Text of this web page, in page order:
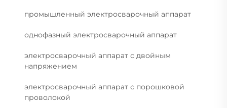
промышленный электросварочный аппарат
однофазный электросварочный аппарат
электросварочный аппарат с двойным
напряжением
электросварочный аппарат с порошковой
проволокой